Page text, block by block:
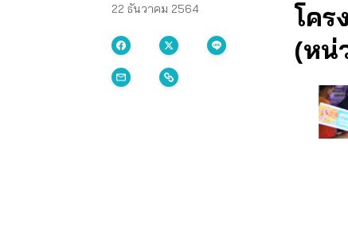
22 ธันวาคม 2564
โคร
(หน่